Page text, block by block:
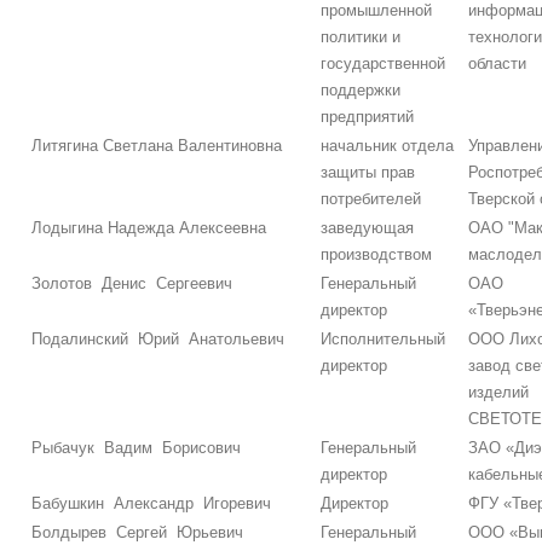
промышленной
политики и
государственной
поддержки
предприятий
области
Литягина Светлана Валентиновна
начальник отдела
защиты прав
потребителей
Тверской
Лодыгина Надежда Алексеевна
заведующая
производством
ОАО
Золотов Денис Сергеевич
Генеральный
директор
ОАО
Подалинский Юрий Анатольевич
Исполнительный
директор
ООО
завод
изделий
Рыбачук Вадим Борисович
Генеральный
директор
ЗАО
Бабушкин Александр Игоревич
Директор
ФГУ
Болдырев Сергей Юрьевич
Генеральный
ООО